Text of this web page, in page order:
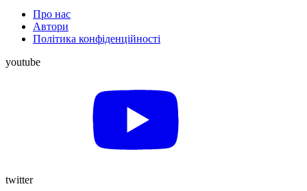
Про нас
Автори
Політика конфіденційності
youtube
twitter